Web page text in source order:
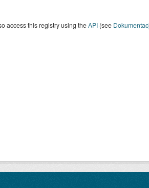
access this registry using theAPI(see